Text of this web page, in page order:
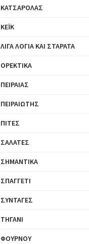
ΚΑΤΣΑΡΌΛΑΣ
ΚΈΙΚ
ΛΊΓΑ ΛΌΓΙΑ ΚΑΙ ΣΤΑΡΆΤΑ
ΟΡΕΚΤΙΚΆ
ΠΕΙΡΑΙΆΣ
ΠΕΙΡΑΙΏΤΗΣ
ΠΊΤΕΣ
ΣΑΛΆΤΕΣ
ΣΗΜΑΝΤΙΚΆ
ΣΠΑΓΓΈΤΙ
ΣΥΝΤΑΓΈΣ
ΤΗΓΆΝΙ
ΦΟΎΡΝΟΥ